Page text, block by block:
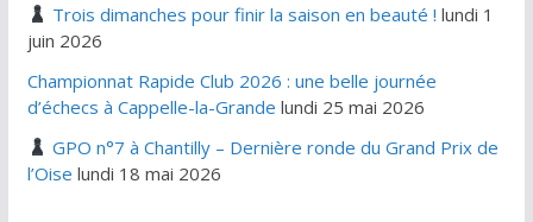
Trois dimanches pour finir la saison en beauté ! lundi 1
juin 2026
Championnat Rapide Club 2026 : une belle journée
d’échecs à Cappelle-la-Grande lundi 25 mai 2026
GPO n°7 à Chantilly – Dernière ronde du Grand Prix de
l’Oise lundi 18 mai 2026